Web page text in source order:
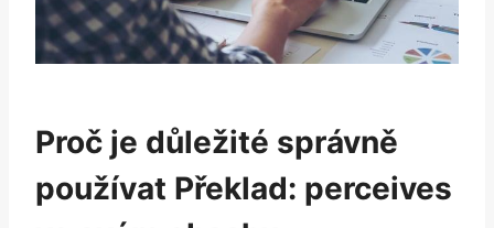
Proč je důležité správně
používat Překlad: perceives